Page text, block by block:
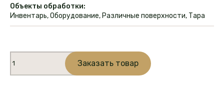
Объекты обработки:
Инвентарь, Оборудование, Различные поверхности, Тара
товара
Дезинфицирующее
Заказать товар